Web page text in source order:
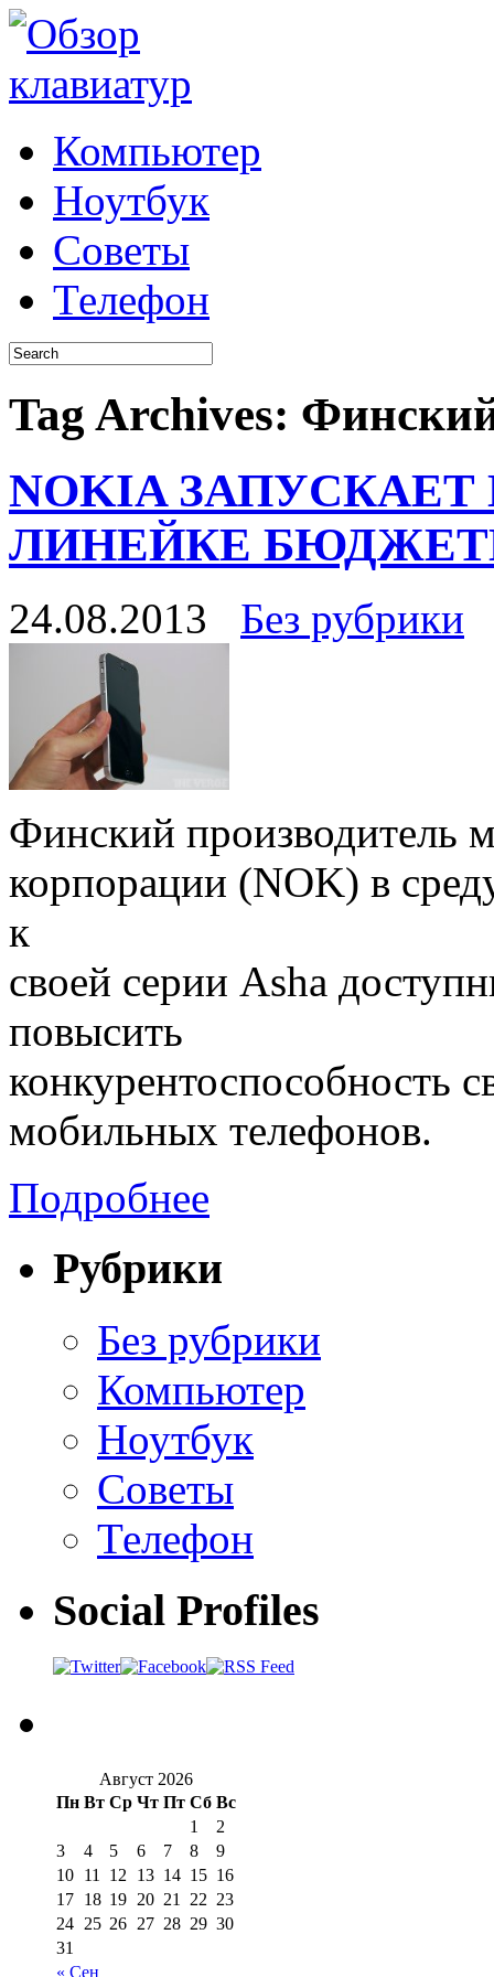
Компьютер
Ноутбук
Советы
Телефон
Tag Archives:
NOKIA
ЛИНЕЙКЕ
24.08.2013 Без рубрики
Финский производитель
корпорации (NOK) в
к
своей серии Asha
повысить
конкурентоспособность
мобильных телефонов.
Подробнее
Рубрики
Без рубрики
Компьютер
Ноутбук
Советы
Телефон
Social Profiles
Август 2026
Пн Вт Ср Чт Пт Сб Вс
« Сен
1
2
3
4 5 6 7 8
9
10 11 12 13 14 15 16
17 18 19 20 21 22 23
24 25 26 27 28 29 30
31